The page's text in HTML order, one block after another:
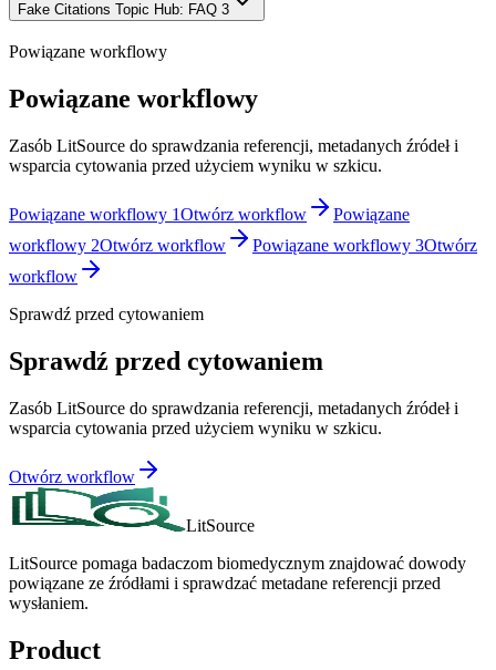
Fake Citations Topic Hub: FAQ 3
Powiązane workflowy
Powiązane workflowy
Zasób LitSource do sprawdzania referencji, metadanych źródeł i
wsparcia cytowania przed użyciem wyniku w szkicu.
Powiązane workflowy 1Otwórz workflow
Powiązane
workflowy 2Otwórz workflow Powiązane workflowy 3Otwórz
workflow
Sprawdź przed cytowaniem
Sprawdź przed cytowaniem
Zasób LitSource do sprawdzania referencji, metadanych źródeł i
wsparcia cytowania przed użyciem wyniku w szkicu.
Otwórz workflow
LitSource
LitSource pomaga badaczom biomedycznym znajdować dowody
powiązane ze źródłami i sprawdzać metadane referencji przed
wysłaniem.
Product